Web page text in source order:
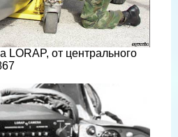
LORAP, от центрального